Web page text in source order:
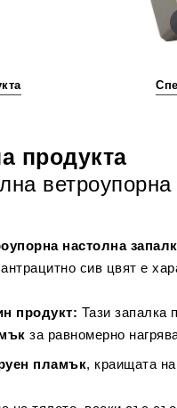
продукта
настолна
сив цвят е
продукт: Тази запалка
за равномерно
пламък, краищата